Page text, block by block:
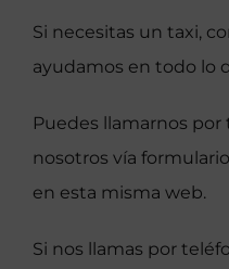
Si necesitas un taxi,
ayudamos en todo lo
Puedes llamarnos
nosotros vía
en esta misma web.
Si nos llamas por